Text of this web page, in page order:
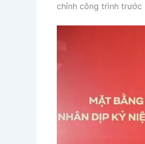
chỉnh công trình trước